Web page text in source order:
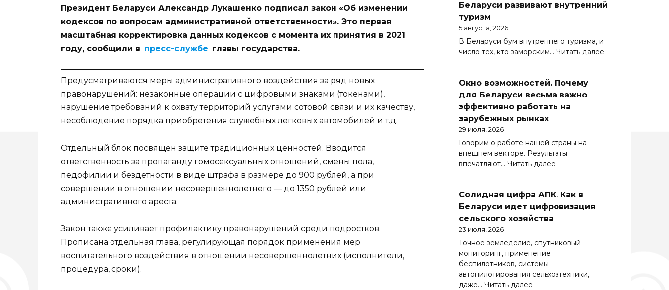
Президент Беларуси Александр Лукашенко подписал закон «Об изменении
кодексов по вопросам административной ответственности». Это первая
масштабная корректировка данных кодексов с момента их принятия в 2021
году, сообщили в пресс-службе главы государства.
Предусматриваются меры административного воздействия за ряд новых
правонарушений: незаконные операции с цифровыми знаками (токенами),
нарушение требований к охвату территорий услугами сотовой связи и их качеству,
несоблюдение порядка приобретения служебных легковых автомобилей и т.д.
Отдельный блок посвящен защите традиционных ценностей. Вводится
ответственность за пропаганду гомосексуальных отношений, смены пола,
педофилии и бездетности в виде штрафа в размере до 900 рублей, а при
совершении в отношении несовершеннолетнего — до 1350 рублей или
административного ареста.
Закон также усиливает профилактику правонарушений среди подростков.
Прописана отдельная глава, регулирующая порядок применения мер
воспитательного воздействия в отношении несовершеннолетних (исполнители,
процедура, сроки).
Беларуси развивают внутренний
туризм
5 августа, 2026
В Беларуси бум внутреннего туризма, и
число тех, кто заморским… Читать далее
Окно возможностей. Почему
для Беларуси весьма важно
эффективно работать на
зарубежных рынках
29 июля, 2026
Говорим о работе нашей страны на
внешнем векторе. Результаты
впечатляют… Читать далее
Почему
для
эффективно
зарубежных
Солидная цифра АПК. Как в
Беларуси идет цифровизация
сельского хозяйства
23 июля, 2026
Точное земледелие, спутниковый
мониторинг, применение
беспилотников, системы
автопилотирования сельхозтехники,
даже… Читать далее